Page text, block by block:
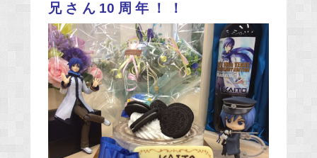
兄 さ ん 10 周 年 ！ ！